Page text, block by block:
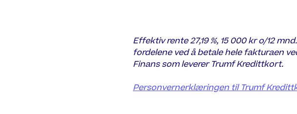
Effektiv rente 27,19 %, 15 000 kr o/12
fordelene ved å betale hele fakturaen
Finans som leverer Trumf Kredittkort.
Personvernerklæringen til Trumf